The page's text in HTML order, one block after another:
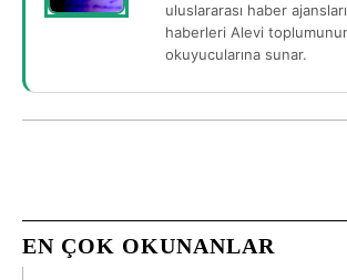
uluslararası haber
haberleri Alevi toplumunun
okuyucularına sunar.
EN ÇOK OKUNANLAR